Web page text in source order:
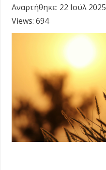
Αναρτήθηκε: 22 Ιούλ 2025
Views: 694